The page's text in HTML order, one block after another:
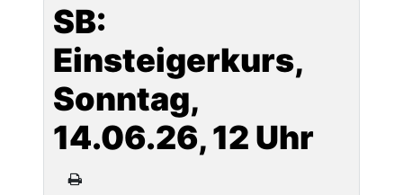
SB:
Einsteigerkurs,
Sonntag,
14.06.26, 12 Uhr